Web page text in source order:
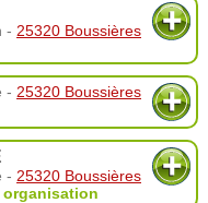
- 25320 Boussières
- 25320 Boussières
- 25320 Boussières
organisation